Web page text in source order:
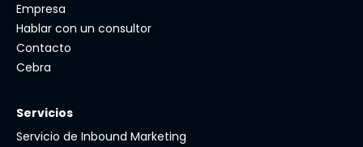
Empresa
Hablar con un consultor
Contacto
Cebra
Servicios
Servicio de Inbound Marketing